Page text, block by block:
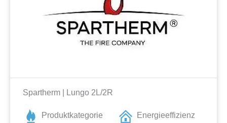
Spartherm | Lungo 2L/2R
Produktkategorie
Energieeffizienz